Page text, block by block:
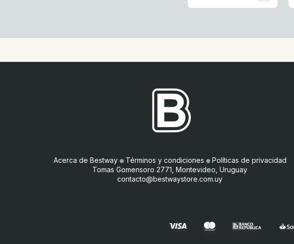
Acerca de Bestway ● Términos y condiciones ● Políticas de privacidad
Tomas Gomensoro 2771, Montevideo, Uruguay
contacto@bestwaystore.com.uy